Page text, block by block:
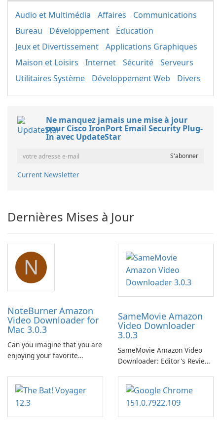
Audio et Multimédia Affaires
Communications
Bureau
Développement
Éducation
Jeux et Divertissement
Applications Graphiques
Maison et Loisirs
Internet Sécurité
Serveurs
Utilitaires Système
Développement Web Divers
Ne manquez jamais une mise à jour
pour Cisco IronPort Email Security Plug-
In avec UpdateStar
Current Newsletter
Dernières Mises à Jour
N
NoteBurner Amazon
Video Downloader for
Mac 3.0.3
Can you imagine that you are
enjoying your favorite
lying on the beach, camping
in the woods or even during
your long commute to work
SameMovie Amazon
Video Downloader
3.0.3
SameMovie Amazon Video
Downloader: Editor's Review
Downloader is a desktop
utility for saving Amazon
Prime Video titles and other
Amazon web-player content